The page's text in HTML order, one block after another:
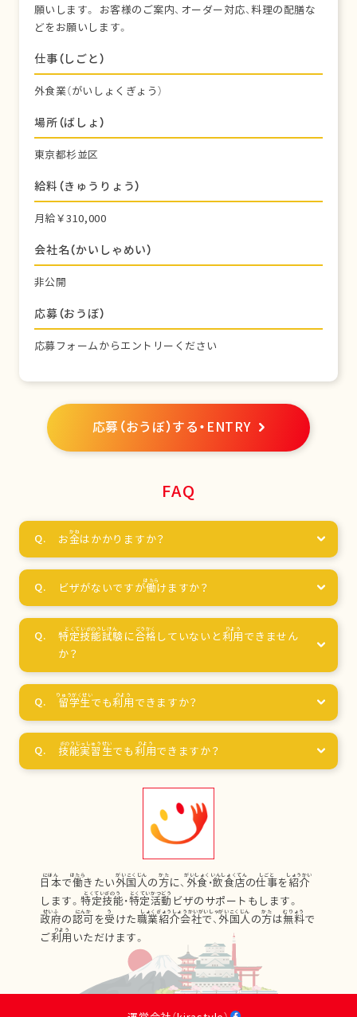
願いします。 お客様のご案内、オーダー対応、料理の配膳な
どをお願いします。
仕事（しごと）
外食業（がいしょくぎょう）
場所（ばしょ）
東京都杉並区
給料（きゅうりょう）
月給￥310,000
会社名（かいしゃめい）
非公開
応募（おうぼ）
応募フォームからエントリーください
応募（おうぼ）する・ENTRY
FAQ
お金はかかりますか？
ビザがないですが働けますか？
特定技能試験に合格 していないと利用 できません
か？
留学生でも利用 できますか？
技能実習生でも利用できますか？
日本で働きたい外国人の方に、 外食 ・飲食店の仕事を紹介
します。特定技能・特定活動 ビザのサポートもします。
政府の認可を受けた職業紹介会社で、 外国人の方は無料で
ご利用 いただけます。